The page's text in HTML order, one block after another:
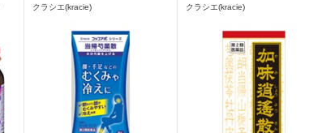
クラシエ(kracie) クラシエ(kracie)